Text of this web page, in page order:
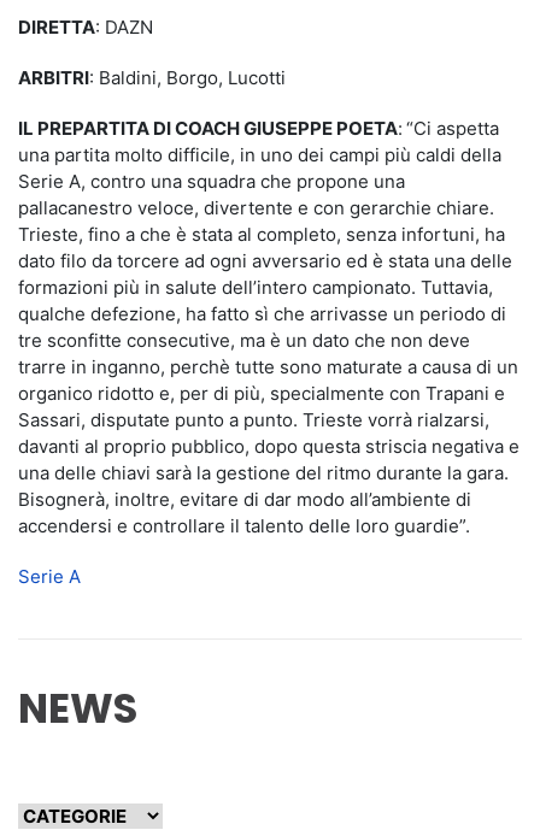
DIRETTA: DAZN
ARBITRI: Baldini, Borgo, Lucotti
IL PREPARTITA DI COACH GIUSEPPE POETA: “Ci aspetta
una partita molto difficile, in uno dei campi più caldi della
Serie A, contro una squadra che propone una
pallacanestro veloce, divertente e con gerarchie chiare.
Trieste, fino a che è stata al completo, senza infortuni, ha
dato filo da torcere ad ogni avversario ed è stata una delle
formazioni più in salute dell’intero campionato. Tuttavia,
qualche defezione, ha fatto sì che arrivasse un periodo di
tre sconfitte consecutive, ma è un dato che non deve
trarre in inganno, perchè tutte sono maturate a causa di un
organico ridotto e, per di più, specialmente con Trapani e
Sassari, disputate punto a punto. Trieste vorrà rialzarsi,
davanti al proprio pubblico, dopo questa striscia negativa e
una delle chiavi sarà la gestione del ritmo durante la gara.
Bisognerà, inoltre, evitare di dar modo all’ambiente di
accendersi e controllare il talento delle loro guardie”.
Serie A
NEWS